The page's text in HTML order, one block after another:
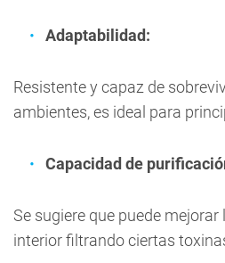
Adaptabilidad:
Resistente y capaz de
ambientes, es ideal para
Capacidad de
Se sugiere que puede
interior filtrando ciertas